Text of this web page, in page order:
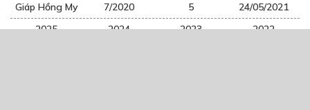
Giáp Hồng My 7/2020 5
24/05/2021
2025
2024 2023
2022